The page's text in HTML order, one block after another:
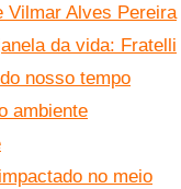
Vilmar Alves Pereira
da vida: Fratelli
nosso tempo
ambiente
no meio